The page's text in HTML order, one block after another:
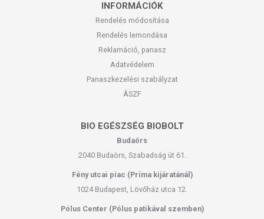
INFORMÁCIÓK
Rendelés módosítása
Rendelés lemondása
Reklamáció, panasz
Adatvédelem
Panaszkezelési szabályzat
ÁSZF
BIO EGÉSZSÉG BIOBOLT
Budaörs
2040 Budaörs, Szabadság út 61.
Fény utcai piac (Príma kijáratánál)
1024 Budapest, Lövőház utca 12.
Pólus Center (Pólus patikával szemben)